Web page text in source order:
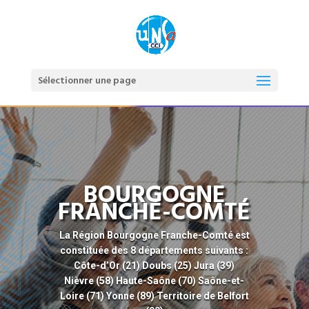
Sélectionner une page
BOURGOGNE
FRANCHE-COMTÉ
La RégionBourgogne Franche-Comtéest
constituée des 8 départements suivants :
Côte-d’Or(21)Doubs(25)Jura(39)
Nièvre(58)Haute-Saône(70)Saône-et-
Loire(71)Yonne(89)Territoire de Belfort